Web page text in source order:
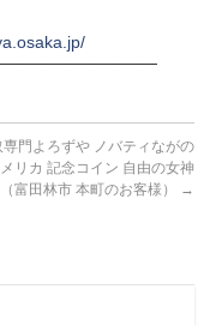
専門よろずや ノバティながの
リカ 記念コイン 自由の女神
富田林市 本町のお客様）
→